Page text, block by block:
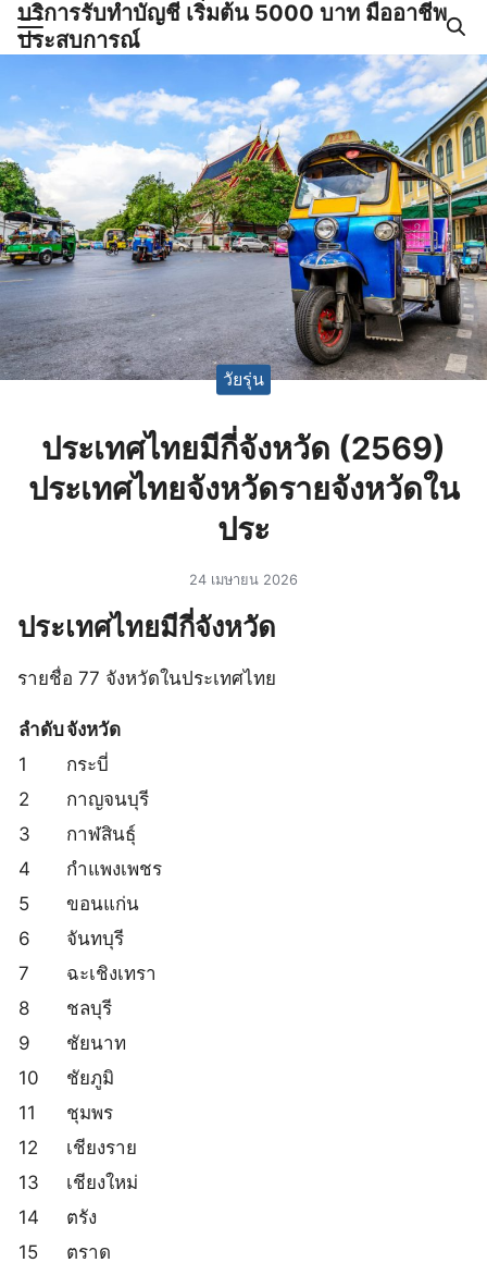
Skipบริการรับทำบัญชี เริ่มต้น 5000 บาท มืออาชีพ
ประสบการณ์
ญชีและภาษีครบวงจร |
วัยรุ่น
ประเทศไทยมีกี่จังหวัด (2569)
ประเทศไทยจังหวัดรายจังหวัดใน
ประ
24 เมษายน 2026
ประเทศไทยมีกี่จังหวัด
รายชื่อ 77 จังหวัดในประเทศไทย
ลำดับจังหวัด
1
กระบี่
2
กาญจนบุรี
3
กาฬสินธุ์
4
กำแพงเพชร
5
ขอนแก่น
6
จันทบุรี
7
ฉะเชิงเทรา
8
ชลบุรี
9
ชัยนาท
10
ชัยภูมิ
11
ชุมพร
12
เชียงราย
13
เชียงใหม่
14
ตรัง
15
ตราด